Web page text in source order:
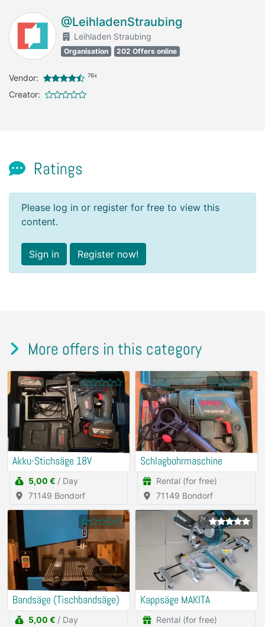
@LeihladenStraubing
Leihladen Straubing
Organisation 202 Offers online
Vendor: 76x
Creator:
Ratings
Please log in or register for free to view this
content.
Sign in Register now!
More offers in this category
Akku-Stichsäge 18V
5,00 € / Day
71149 Bondorf
Schlagbohrmaschine
Rental (for free)
71149 Bondorf
Bandsäge (Tischbandsäge)
5,00 € / Day
1x
Kappsäge MAKITA
Rental (for free)